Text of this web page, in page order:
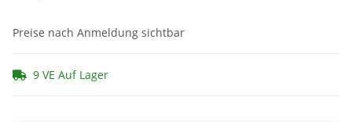
Preise nach Anmeldung sichtbar
9 VE Auf Lager